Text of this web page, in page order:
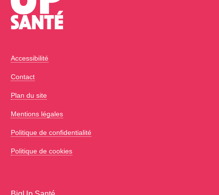
Accessibilité
Contact
Plan du site
Mentions légales
Politique de confidentialité
Politique de cookies